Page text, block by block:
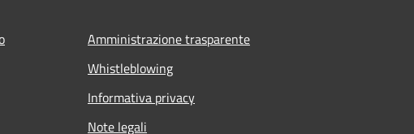
Amministrazione trasparente
Whistleblowing
Informativa privacy
Note legali